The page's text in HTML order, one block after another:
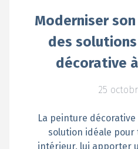
Moderniser
des
décorative
25
La peinture
solution idéale
intérieur, lui apporter